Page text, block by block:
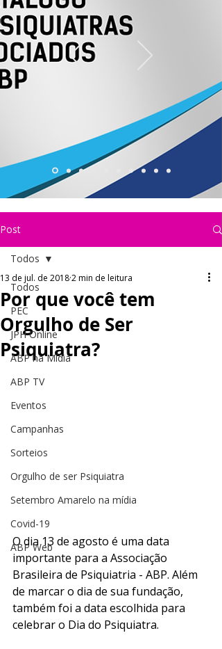
Post
Todos
PEC
JPH Online
ABP na Mídia
ABP TV
Eventos
Campanhas
Sorteios
Orgulho de ser Psiquiatra
Setembro Amarelo na mídia
Covid-19
ABP Web
Todos
Por que você tem
Orgulho de Ser
Psiquiatra?
13 de jul. de 20182 min de leitura
O dia 13 de agosto é uma data
importante para a Associação
Brasileira de Psiquiatria - ABP. Além
de marcar o dia de sua fundação,
também foi a data escolhida para
celebrar o Dia do Psiquiatra.